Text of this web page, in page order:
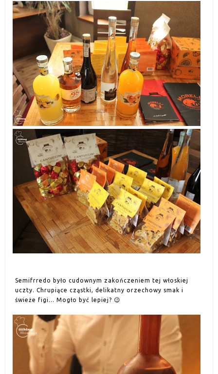
Semifrredo było cudownym zakończeniem tej włoskiej
uczty. Chrupiące cząstki, delikatny orzechowy smak i
świeże figi... Mogło być lepiej? 😉